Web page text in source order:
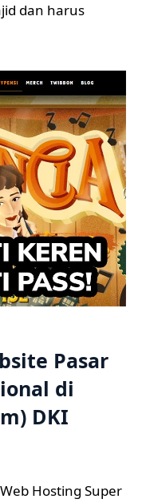
dan harus
Pasar
di
DKI
Hosting Super